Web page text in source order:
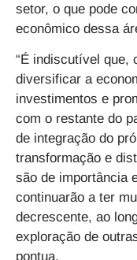
setor, o que pode
econômico dessa
“É indiscutível que,
diversificar a
investimentos e
com o restante do
de integração do
transformação e
são de importância
continuarão a ter
decrescente, ao
exploração de
pontua.